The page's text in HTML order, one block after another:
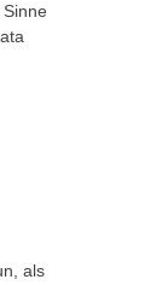
als